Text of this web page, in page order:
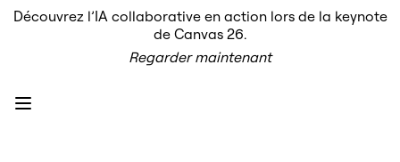
Canevas intelligent
Découvrez l’IA collaborative en action lors de la keynote
de Canvas 26.
Regarder maintenant